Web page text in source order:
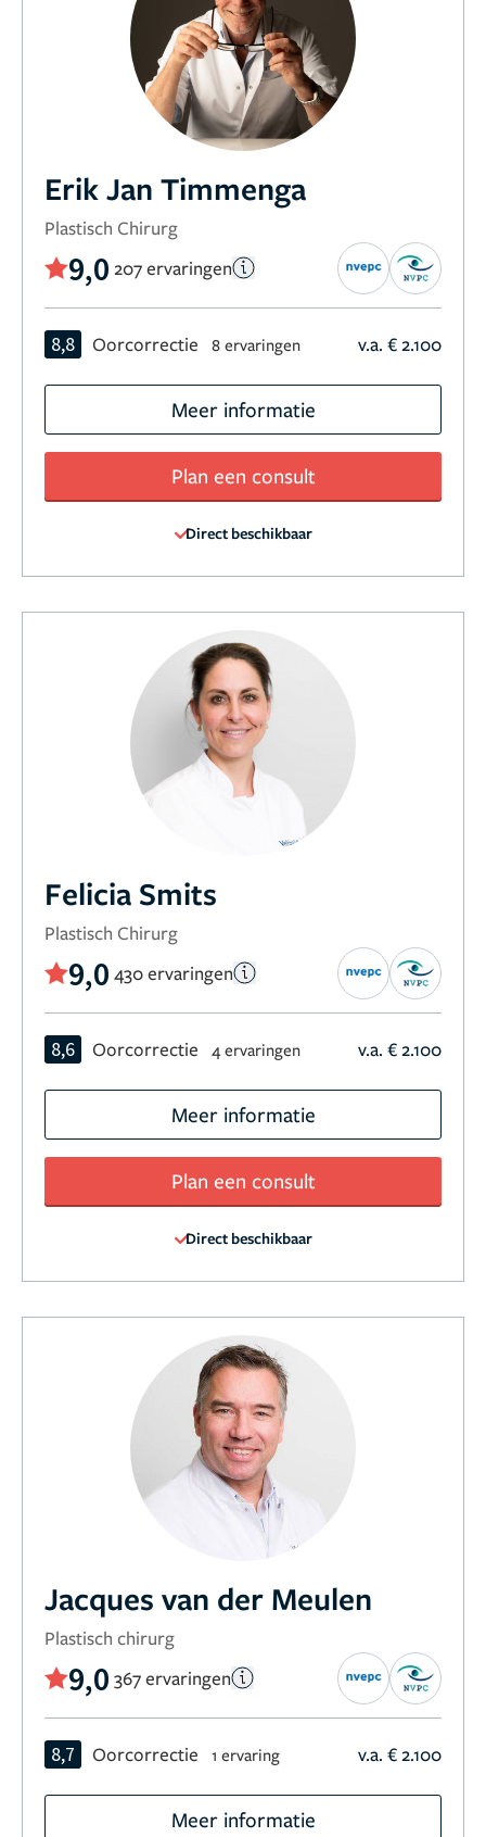
Erik Jan Timmenga
Plastisch Chirurg
9,0 207 ervaringen
8,8 Oorcorrectie 8 ervaringen v.a. € 2.100
Meer informatie
Plan een consult
Direct beschikbaar
Felicia Smits
Plastisch Chirurg
9,0 430 ervaringen
8,6 Oorcorrectie 4 ervaringen v.a. € 2.100
Meer informatie
Plan een consult
Direct beschikbaar
Jacques van der Meulen
Plastisch chirurg
9,0 367 ervaringen
8,7 Oorcorrectie 1 ervaring v.a. € 2.100
Meer informatie